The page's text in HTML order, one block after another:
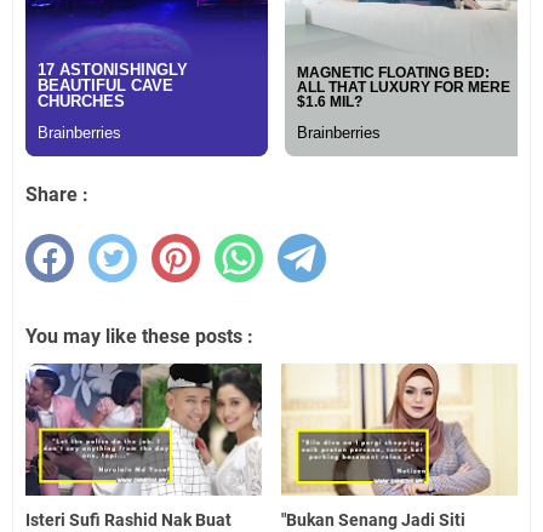
Share :
You may like these posts :
Isteri Sufi Rashid Nak Buat
"Bukan Senang Jadi Siti